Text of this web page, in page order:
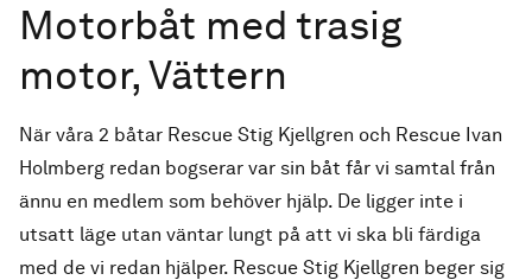
Motorbåt med trasig
motor, Vättern
När våra 2 båtar Rescue Stig Kjellgren och Rescue Ivan
Holmberg redan bogserar var sin båt får vi samtal från
ännu en medlem som behöver hjälp. De ligger inte i
utsatt läge utan väntar lungt på att vi ska bli färdiga
med de vi redan hjälper. Rescue Stig Kjellgren beger sig